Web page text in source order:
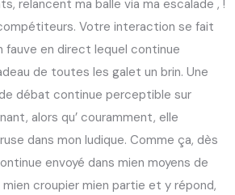
relancent ma balle via ma escalade , !
Votre interaction se fait
fauve en direct lequel continue
de toutes les galet un brin. Une
débat continue perceptible sur
alors qu’ couramment, elle
dans mon ludique. Comme ça, dès
envoyé dans mien moyens de
croupier mien partie et y répond,